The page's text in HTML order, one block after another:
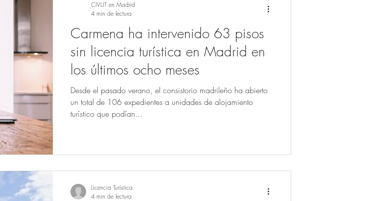
Carmena ha intervenido 63 pisos
sin licencia turística en Madrid en
los últimos ocho meses
Desde el pasado verano, el consistorio madrileño ha abierto
un total de 106 expedientes a unidades de alojamiento
turístico que podían...
CIVUT en Madrid
4 min de lectura
Licencia Turística
4 min de lectura